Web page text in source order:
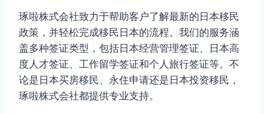
琢啦株式会社致力于帮助客户了解最新的日本移民
政策，并轻松完成移民日本的流程。我们的服务涵
盖多种签证类型，包括日本经营管理签证、日本高
度人才签证、工作留学签证和个人旅行签证等。不
论是日本买房移民、永住申请还是日本投资移民，
琢啦株式会社都提供专业支持。